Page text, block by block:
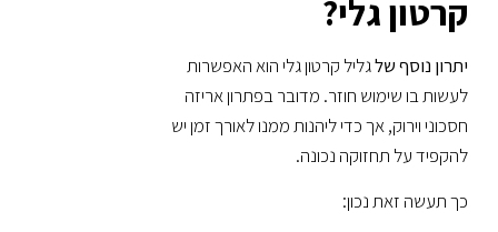
קרטון גלי?
יתרון נוסף שלגליל קרטון גלי הוא האפשרות
לעשות בו שימוש חוזר. מדובר בפתרון אריזה
חסכוני וירוק, אך כדי ליהנות ממנו לאורך זמן יש
להקפיד על תחזוקה נכונה.
כך תעשה זאת נכון: